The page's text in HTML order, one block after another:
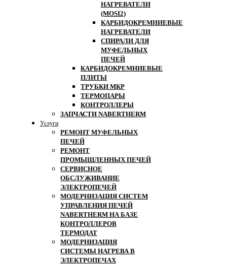
НАГРЕВАТЕЛИ
(MOSI2)
КАРБИДОКРЕМНИЕВЫЕ
НАГРЕВАТЕЛИ
СПИРАЛИ ДЛЯ
МУФЕЛЬНЫХ
ПЕЧЕЙ
КАРБИДОКРЕМНИЕВЫЕ
ПЛИТЫ
ТРУБКИ МКР
ТЕРМОПАРЫ
КОНТРОЛЛЕРЫ
ЗАПЧАСТИ NABERTHERM
Услуги
РЕМОНТ МУФЕЛЬНЫХ
ПЕЧЕЙ
РЕМОНТ
ПРОМЫШЛЕННЫХ ПЕЧЕЙ
СЕРВИСНОЕ
ОБСЛУЖИВАНИЕ
ЭЛЕКТРОПЕЧЕЙ
МОДЕРНИЗАЦИЯ СИСТЕМ
УПРАВЛЕНИЯ ПЕЧЕЙ
NABERTHERM НА БАЗЕ
КОНТРОЛЛЕРОВ
ТЕРМОДАТ
МОДЕРНИЗАЦИЯ
СИСТЕМЫ НАГРЕВА В
ЭЛЕКТРОПЕЧАХ